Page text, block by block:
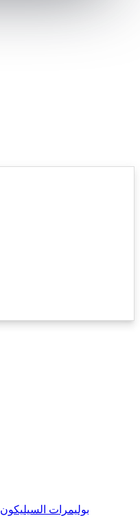
بوليمرات السيليكون